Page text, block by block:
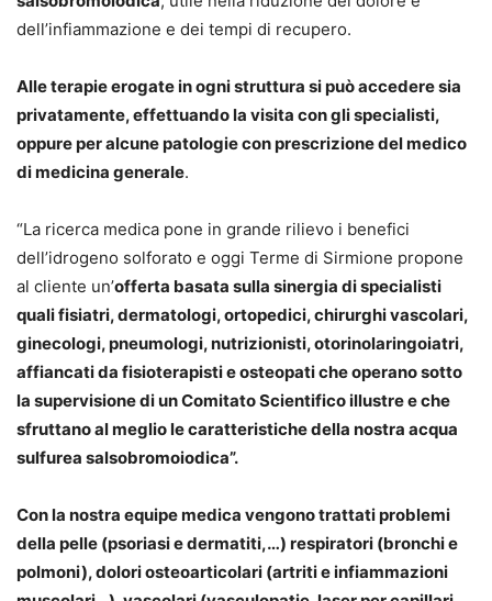
dell’infiammazione e dei tempi di recupero.
Alle terapie erogate in ogni struttura si può accedere sia
privatamente, effettuando la visita con gli specialisti,
oppure per alcune patologie con prescrizione del medico
di medicina generale.
“La ricerca medica pone in grande rilievo i benefici
dell’idrogeno solforato e oggi Terme di Sirmione propone
al cliente un’offerta basata sulla sinergia di specialisti
quali fisiatri, dermatologi, ortopedici, chirurghi vascolari,
ginecologi, pneumologi, nutrizionisti, otorinolaringoiatri,
affiancati da fisioterapisti e osteopati che operano sotto
la supervisione di un Comitato Scientifico illustre e che
sfruttano al meglio le caratteristiche della nostra acqua
sulfurea salsobromoiodica”.
Con la nostra equipe medica vengono trattati problemi
della pelle (psoriasi e dermatiti,…) respiratori (bronchi e
polmoni), dolori osteoarticolari (artriti e infiammazioni